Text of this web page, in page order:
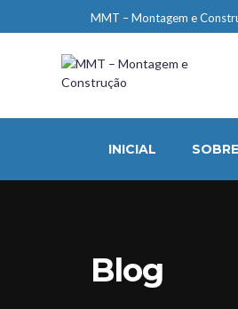
MMT – Montagem e
INICIAL SOBRE
Blog